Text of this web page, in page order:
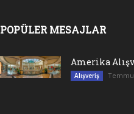
POPÜLER MESAJLAR
Amerika
Alışveriş